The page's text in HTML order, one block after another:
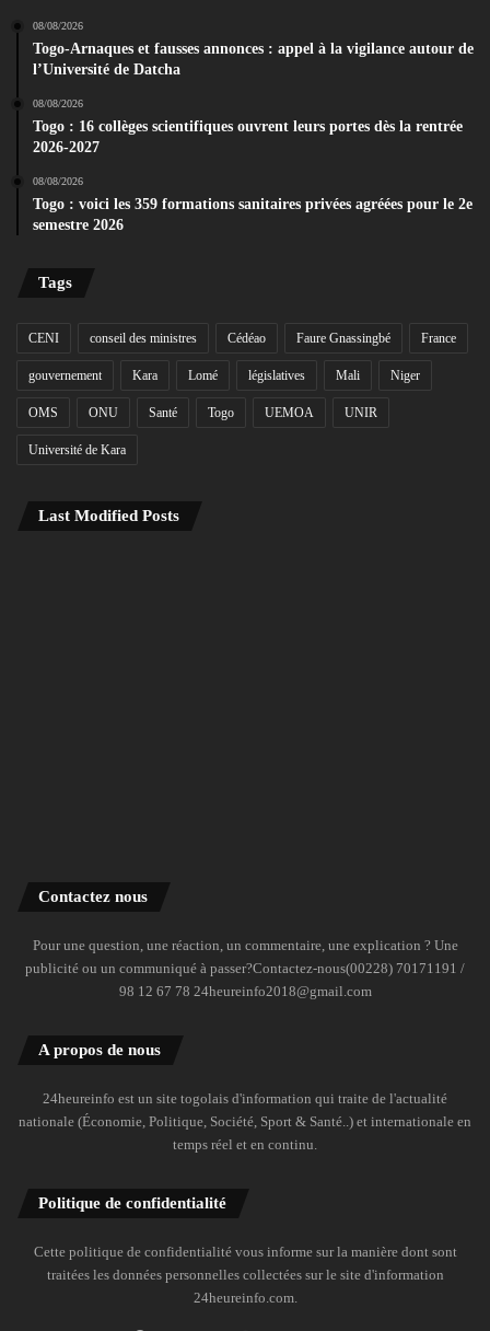
08/08/2026
Togo-Arnaques et fausses annonces : appel à la vigilance autour de
l’Université de Datcha
08/08/2026
Togo : 16 collèges scientifiques ouvrent leurs portes dès la rentrée
2026-2027
08/08/2026
Togo : voici les 359 formations sanitaires privées agréées pour le 2e
semestre 2026
Tags
CENI conseil des ministres Cédéao Faure Gnassingbé France
gouvernement Kara Lomé législatives Mali Niger
OMS ONU Santé Togo UEMOA UNIR
Université de Kara
Last Modified Posts
Contactez nous
Pour une question, une réaction, un commentaire, une explication ? Une
publicité ou un communiqué à passer?Contactez-nous(00228) 70171191 /
98 12 67 78 24heureinfo2018@gmail.com
A propos de nous
24heureinfo est un site togolais d'information qui traite de l'actualité
nationale (Économie, Politique, Société, Sport & Santé..) et internationale en
temps réel et en continu.
Politique de confidentialité
Cette politique de confidentialité vous informe sur la manière dont sont
traitées les données personnelles collectées sur le site d'information
24heureinfo.com.